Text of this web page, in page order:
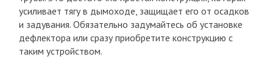
усиливает тягу в дымоходе, защищает его от осадков
и задувания. Обязательно задумайтесь об установке
дефлектора или сразу приобретите конструкцию с
таким устройством.